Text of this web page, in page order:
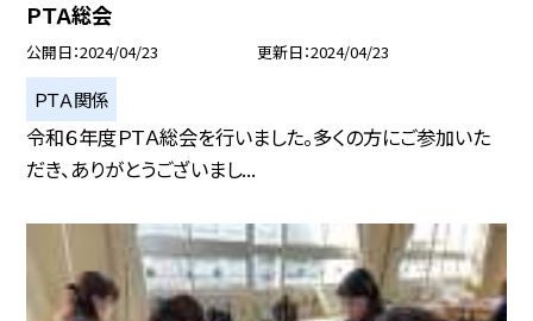
ＰＴＡ総会
公開日 2024/04/23 更新日 2024/04/23
ＰＴＡ関係
令和６年度ＰＴＡ総会を行いました。多くの方にご参加いた
だき、ありがとうございまし...